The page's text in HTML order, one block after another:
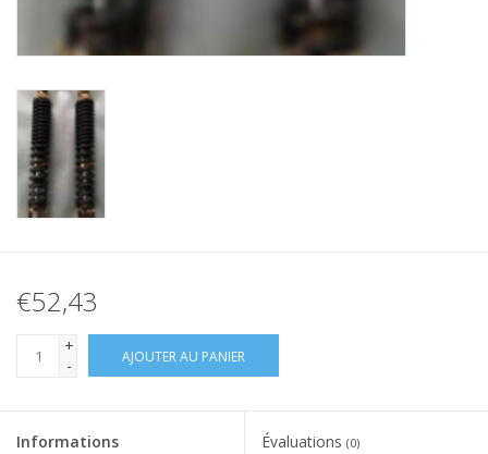
€52,43
+
-
AJOUTER AU PANIER
Informations Évaluations (0)